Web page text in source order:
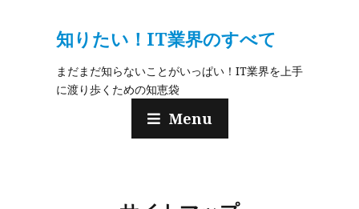
知りたい！IT業界のすべて
まだまだ知らないことがいっぱい！IT業界を上手
に渡り歩くための知恵袋
Menu